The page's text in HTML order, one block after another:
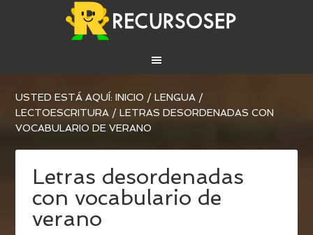
USTED ESTÁ AQUÍ:INICIO / LENGUA /
LECTOESCRITURA / LETRAS DESORDENADAS CON
VOCABULARIO DE VERANO
Letras desordenadas
con vocabulario de
verano